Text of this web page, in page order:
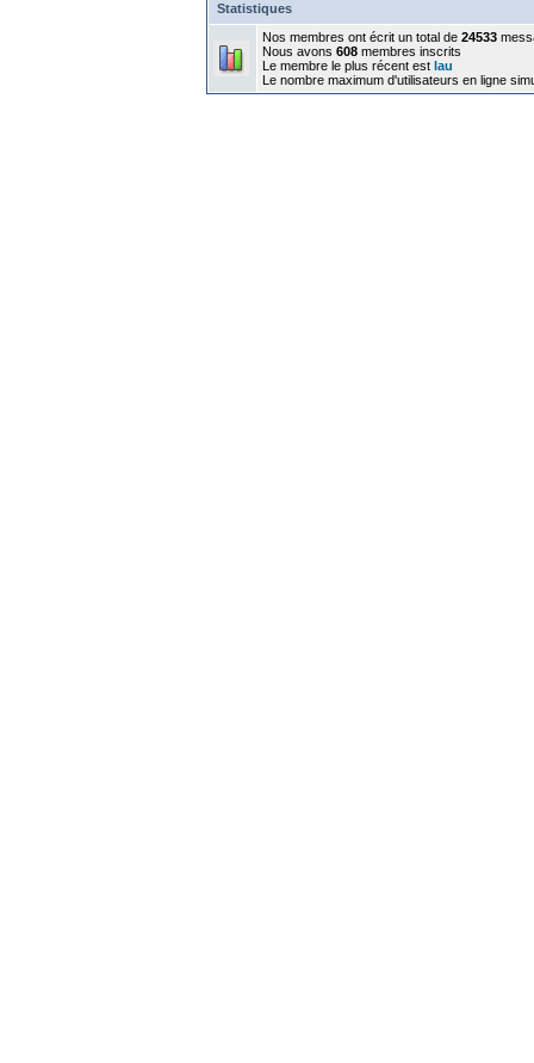
Statistiques
Nos membres ont écrit un total de 24533
Nous avons 608 membres inscrits
Le membre le plus récent est lau
Le nombre maximum d'utilisateurs en ligne